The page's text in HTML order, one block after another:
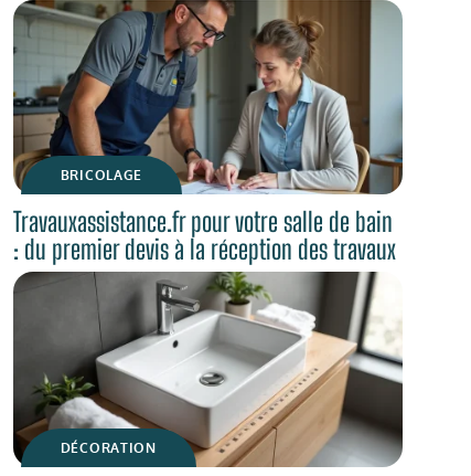
BRICOLAGE
Travauxassistance.fr pour votre salle de bain
: du premier devis à la réception des travaux
DÉCORATION